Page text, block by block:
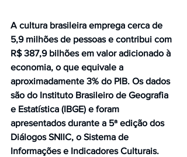
A cultura brasileira emprega cerca de
5,9 milhões de pessoas e contribui com
R$ 387,9 bilhões em valor adicionado à
economia, o que equivale a
aproximadamente 3% do PIB. Os dados
são do Instituto Brasileiro de Geografia
e Estatística (IBGE) e foram
apresentados durante a 5ª edição dos
Diálogos SNIIC, o Sistema de
Informações e Indicadores Culturais.